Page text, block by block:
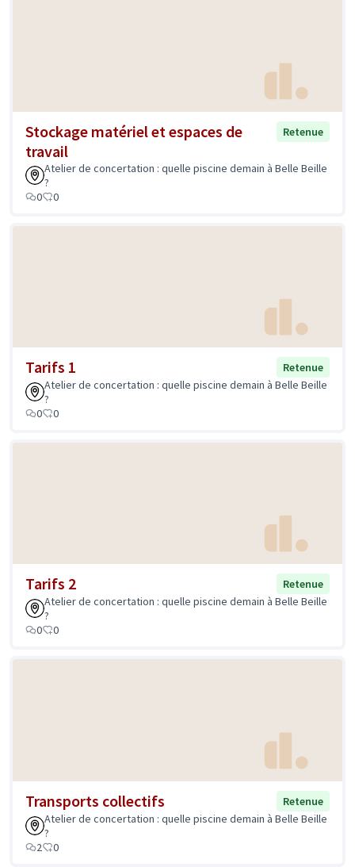
Stockage matériel et espaces de
travail
Retenue
Atelier de concertation : quelle piscine demain à Belle Beille
?
0
0
Tarifs 1
Retenue
Atelier de concertation : quelle piscine demain à Belle Beille
?
0
0
Tarifs 2
Retenue
Atelier de concertation : quelle piscine demain à Belle Beille
?
0
0
Transports collectifs
Retenue
Atelier de concertation : quelle piscine demain à Belle Beille
?
2
0